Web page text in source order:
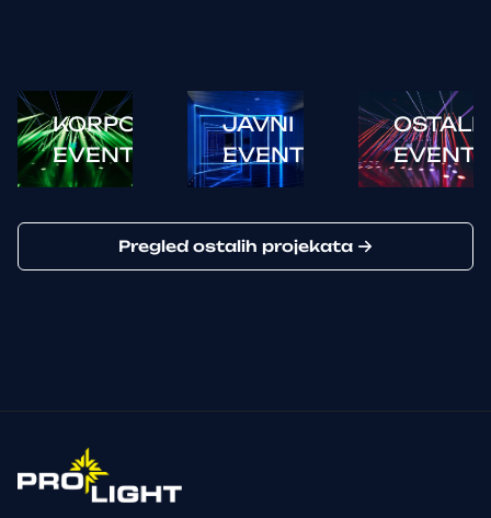
KORPORATIVNI
EVENTI
JAVNI
EVENTI
OSTALI
EVENTI
Pregled ostalih projekata